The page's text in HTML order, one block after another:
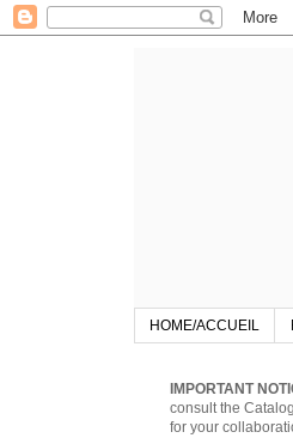
HOME/ACCUEIL
IMPORTANT
consult the
for your